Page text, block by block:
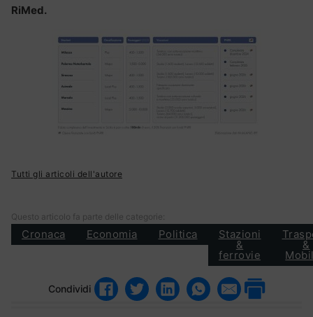
RiMed.
Tutti gli articoli dell'autore
Questo articolo fa parte delle categorie:
Cronaca Economia Politica Stazioni
&
ferrovie
&
Condividi